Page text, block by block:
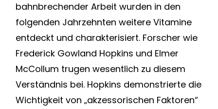
bahnbrechender Arbeit wurden in den
folgenden Jahrzehnten weitere Vitamine
entdeckt und charakterisiert. Forscher wie
Frederick Gowland Hopkins und Elmer
McCollum trugen wesentlich zu diesem
Verständnis bei. Hopkins demonstrierte die
Wichtigkeit von „akzessorischen Faktoren“